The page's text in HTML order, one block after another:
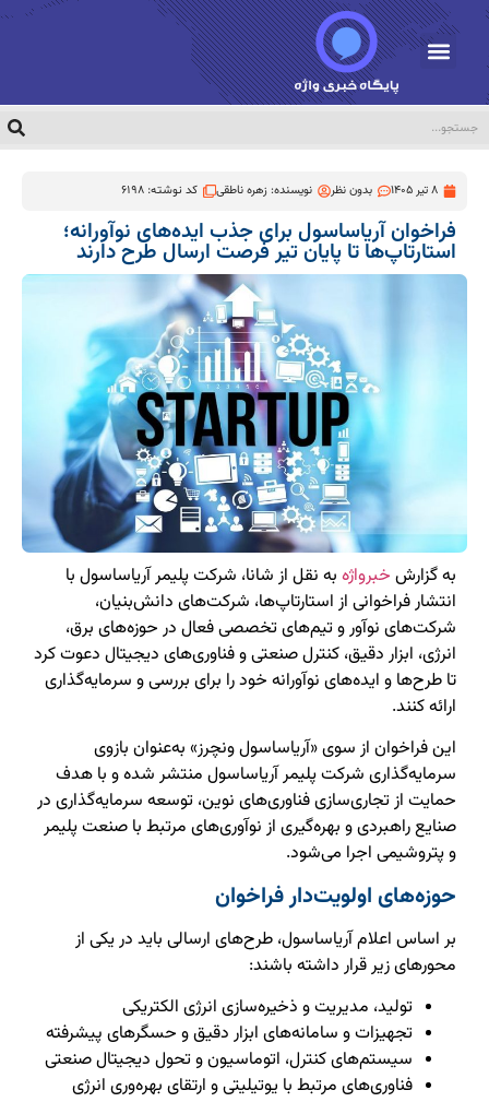
8 تیر 1405 بدون نظر نویسنده:زهره ناطقی کد نوشته: 6198
فراخوان آریاساسول برای جذب ایده‌های نوآورانه؛
استارتاپ‌ها تا پایان تیر فرصت ارسال طرح دارند
به گزارش خبرواژه به نقل از شانا، شرکت پلیمر آریاساسول با
انتشار فراخوانی از استارتاپ‌ها، شرکت‌های دانش‌بنیان،
شرکت‌های نوآور و تیم‌های تخصصی فعال در حوزه‌های برق،
انرژی، ابزار دقیق، کنترل صنعتی و فناوری‌های دیجیتال دعوت کرد
تا طرح‌ها و ایده‌های نوآورانه خود را برای بررسی و سرمایه‌گذاری
ارائه کنند.
این فراخوان از سوی «آریاساسول ونچرز» به‌عنوان بازوی
سرمایه‌گذاری شرکت پلیمر آریاساسول منتشر شده و با هدف
حمایت از تجاری‌سازی فناوری‌های نوین، توسعه سرمایه‌گذاری در
صنایع راهبردی و بهره‌گیری از نوآوری‌های مرتبط با صنعت پلیمر
و پتروشیمی اجرا می‌شود.
حوزه‌های اولویت‌دار فراخوان
بر اساس اعلام آریاساسول، طرح‌های ارسالی باید در یکی از
محورهای زیر قرار داشته باشند:
تولید، مدیریت و ذخیره‌سازی انرژی الکتریکی
تجهیزات و سامانه‌های ابزار دقیق و حسگرهای پیشرفته
سیستم‌های کنترل، اتوماسیون و تحول دیجیتال صنعتی
فناوری‌های مرتبط با یوتیلیتی و ارتقای بهره‌وری انرژی